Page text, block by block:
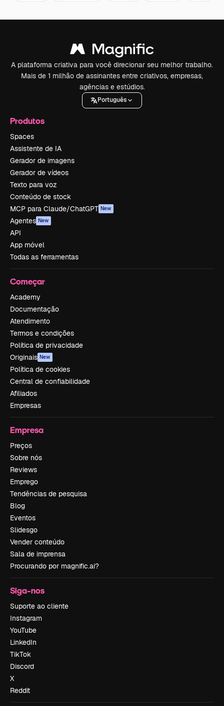
A plataforma criativa para você direcionar seu melhor trabalho.
Mais de 1 milhão de assinantes entre criativos, empresas,
agências e estúdios.
Português
Produtos
Spaces
Assistente de IA
Gerador de imagens
Gerador de vídeos
Texto para voz
Conteúdo de stock
MCP para Claude/ChatGPT New
Agentes New
API
App móvel
Todas as ferramentas
Começar
Academy
Documentação
Atendimento
Termos e condições
Política de privacidade
Originais New
Política de cookies
Central de confiabilidade
Afiliados
Empresas
Empresa
Preços
Sobre nós
Reviews
Emprego
Tendências de pesquisa
Blog
Eventos
Slidesgo
Vender conteúdo
Sala de imprensa
Procurando por magnific.ai?
Siga-nos
Suporte ao cliente
Instagram
YouTube
LinkedIn
TikTok
Discord
X
Reddit